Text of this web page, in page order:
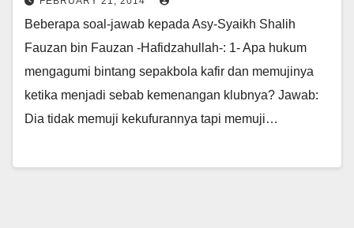
Beberapa soal-jawab kepada Asy-Syaikh Shalih
Fauzan bin Fauzan -Hafidzahullah-: 1- Apa hukum
mengagumi bintang sepakbola kafir dan memujinya
ketika menjadi sebab kemenangan klubnya? Jawab:
Dia tidak memuji kekufurannya tapi memuji…